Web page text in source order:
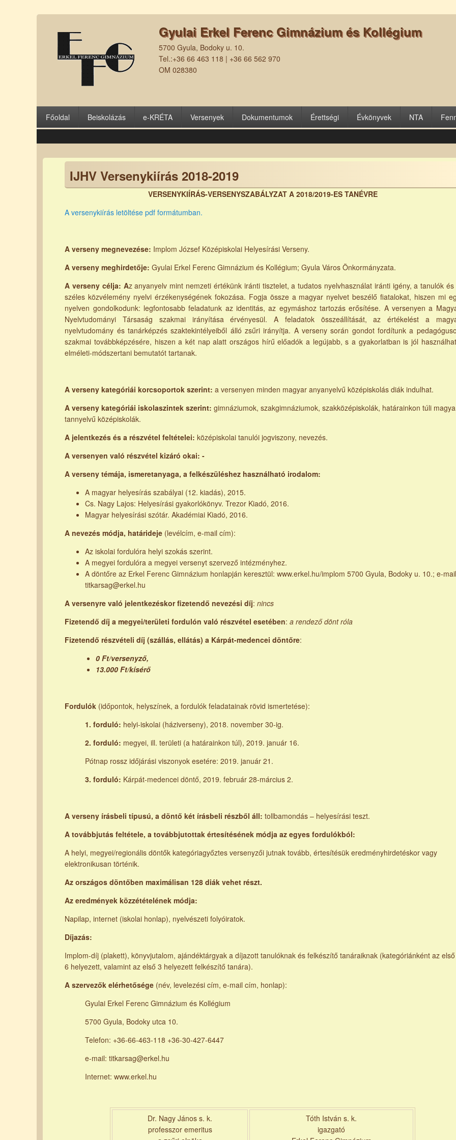
Gyulai Erkel Ferenc Gimnázium és Kollégium
5700 Gyula, Bodoky u. 10.
Tel.:+36 66 463 118 | +36 66 562 970
OM 028380
Főoldal Beiskolázás e-KRÉTA Versenyek Dokumentumok Érettségi Évkönyvek NTA
IJHV Versenykiírás 2018-2019
VERSENYKIÍRÁS-VERSENYSZABÁLYZAT A 2018/2019-ES TANÉVRE
A versenykiírás letöltése pdf formátumban.
A verseny megnevezése: Implom József Középiskolai Helyesírási Verseny.
A verseny meghirdetője:Gyulai Erkel Ferenc Gimnázium és Kollégium; Gyula Város Önkormányzata.
A verseny célja: Az anyanyelv mint nemzeti értékünk iránti tisztelet, a tudatos nyelvhasználat iránti igény, a tanulók
széles közvélemény nyelvi érzékenységének fokozása. Fogja össze a magyar nyelvet beszélő fiatalokat, hiszen mi
nyelven gondolkodunk: legfontosabb feladatunk az identitás, az egymáshoz tartozás erősítése. A versenyen a
Nyelvtudományi Társaság szakmai irányítása érvényesül. A feladatok összeállítását, az értékelést a
nyelvtudomány és tanárképzés szaktekintélyeiből álló zsűri irányítja. A verseny során gondot fordítunk a
szakmai továbbképzésére, hiszen a két nap alatt országos hírű előadók a legújabb, s a gyakorlatban is jól
elméleti-módszertani bemutatót tartanak.
A verseny kategóriái korcsoportok szerint:a versenyen minden magyar anyanyelvű középiskolás diák indulhat.
A verseny kategóriái iskolaszintek szerint:gimnáziumok, szakgimnáziumok, szakközépiskolák, határainkon túli
tannyelvű középiskolák.
A jelentkezés és a részvétel feltételei:középiskolai tanulói jogviszony, nevezés.
A versenyen való részvétel kizáró okai: -
A verseny témája, ismeretanyaga, a felkészüléshez használható irodalom:
A magyar helyesírás szabályai (12. kiadás), 2015.
Cs. Nagy Lajos: Helyesírási gyakorlókönyv. Trezor Kiadó, 2016.
Magyar helyesírási szótár. Akadémiai Kiadó, 2016.
A nevezés módja, határideje (levélcím, e-mail cím):
Az iskolai fordulóra helyi szokás szerint.
A megyei fordulóra a megyei versenyt szervező intézményhez.
A döntőre az Erkel Ferenc Gimnázium honlapján keresztül: www.erkel.hu/implom 5700 Gyula, Bodoky u. 10.; e-
titkarsag@erkel.hu
A versenyre való jelentkezéskor fizetendő nevezési díj:nincs
Fizetendő díj a megyei/területi fordulón való részvétel esetében:a rendező dönt róla
Fizetendő részvételi díj (szállás, ellátás) a Kárpát-medencei döntőre:
0 Ft/versenyző,
13.000 Ft/kísérő
Fordulók (időpontok, helyszínek, a fordulók feladatainak rövid ismertetése):
1. forduló: helyi-iskolai (háziverseny), 2018. november 30-ig.
2. forduló: megyei, ill. területi (a határainkon túl), 2019. január 16.
Pótnap rossz időjárási viszonyok esetére: 2019. január 21.
3. forduló: Kárpát-medencei döntő, 2019. február 28-március 2.
A verseny írásbeli típusú, a döntő két írásbeli részből áll:tollbamondás – helyesírási teszt.
A továbbjutás feltétele, a továbbjutottak értesítésének módja az egyes fordulókból:
A helyi, megyei/regionális döntők kategóriagyőztes versenyzői jutnak tovább, értesítésük eredményhirdetéskor vagy
elektronikusan történik.
Az országos döntőben maximálisan 128 diák vehet részt.
Az eredmények közzétételének módja:
Napilap, internet (iskolai honlap), nyelvészeti folyóiratok.
Díjazás:
Implom-díj (plakett), könyvjutalom, ajándéktárgyak a díjazott tanulóknak és felkészítő tanáraiknak (kategóriánként az első
6 helyezett, valamint az első 3 helyezett felkészítő tanára).
A szervezők elérhetősége (név, levelezési cím, e-mail cím, honlap):
Gyulai Erkel Ferenc Gimnázium és Kollégium
5700 Gyula, Bodoky utca 10.
Telefon: +36-66-463-118 +36-30-427-6447
e-mail: titkarsag@erkel.hu
Internet: www.erkel.hu
Dr. Nagy János s. k.
professzor emeritus
Tóth István s. k.
igazgató